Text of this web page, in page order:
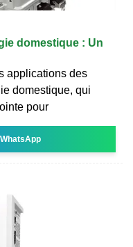
domestique : Un
applications des
domestique, qui
pour
WhatsApp